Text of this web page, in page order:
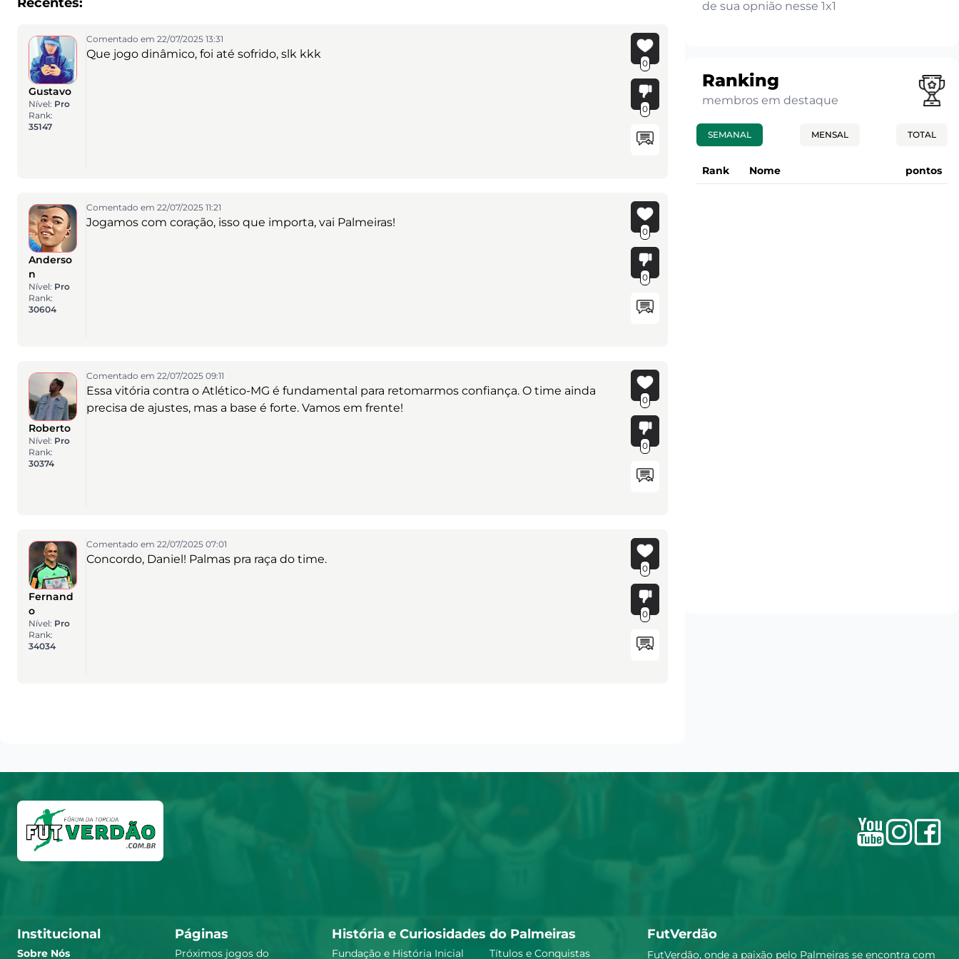
Gustavo
Nível: Pro
Rank:
35147
Comentado em 22/07/2025 13:31
Que jogo dinâmico, foi até sofrido, slk kkk
0
0
Anderso
n
Nível: Pro
Rank:
30604
Comentado em 22/07/2025 11:21
Jogamos com coração, isso que importa, vai Palmeiras!
0
0
Roberto
Nível: Pro
Rank:
30374
Comentado em 22/07/2025 09:11
Essa vitória contra o Atlético-MG é fundamental para retomarmos confiança. O time ainda
precisa de ajustes, mas a base é forte. Vamos em frente!
0
0
Fernand
o
Nível: Pro
Rank:
34034
Comentado em 22/07/2025 07:01
Concordo, Daniel! Palmas pra raça do time.
0
0
de sua opnião nesse 1x1
Ranking
membros em destaque
SEMANAL MENSAL TOTAL
Rank Nome pontos
Institucional
Sobre Nós
Páginas
Próximos jogos do
História e Curiosidades do Palmeiras
Fundação e História Inicial Títulos e Conquistas
FutVerdão
FutVerdão, onde a paixão pelo Palmeiras se encontra com